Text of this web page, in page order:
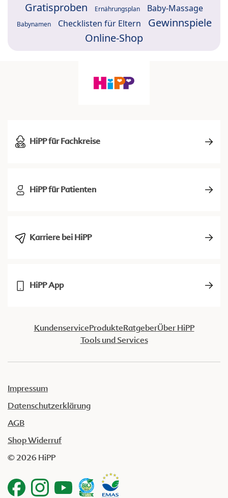
Gratisproben Ernährungsplan Baby-Massage
Babynamen Checklisten für Eltern
Gewinnspiele
Online-Shop
HiPP für Fachkreise
HiPP für Patienten
Karriere bei HiPP
HiPP App
KundenserviceProdukteRatgeberÜber HiPP
Tools und Services
Impressum
Datenschutzerklärung
AGB
Shop Widerruf
© 2026 HiPP